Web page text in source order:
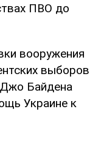
ПВО до
вооружения
выборов
Байдена
Украине к